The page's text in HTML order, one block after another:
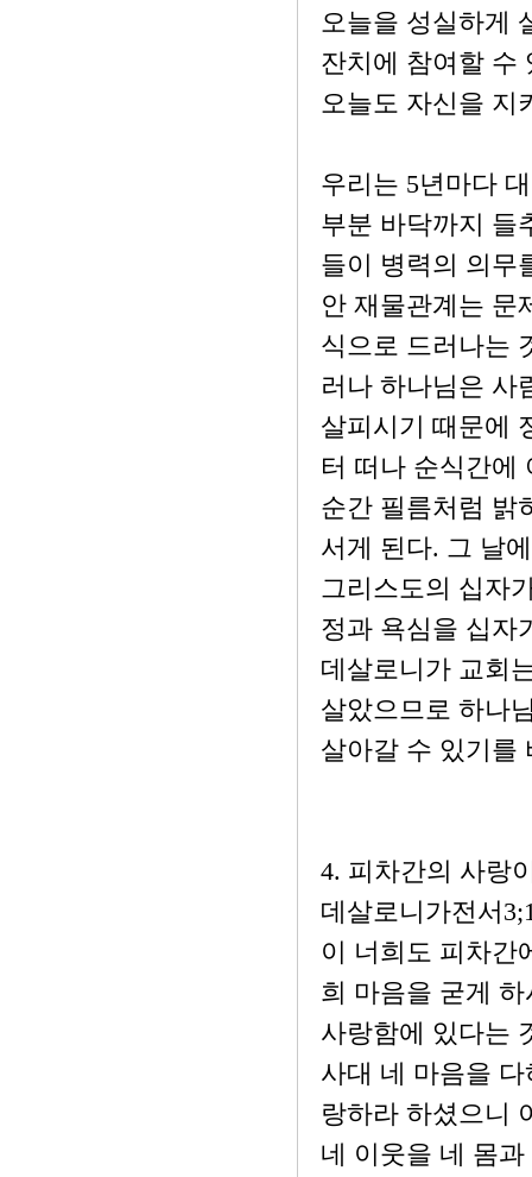
오늘을 성실하게
잔치에 참여할 수
오늘도 자신을 지
우리는 5년마다
부분 바닥까지 들
들이 병력의 의무
안 재물관계는 문
식으로 드러나는
러나 하나님은 사
살피시기 때문에
터 떠나 순식간에
순간 필름처럼 밝
서게 된다. 그 날
그리스도의 십자
정과 욕심을 십자
데살로니가 교회
살았으므로 하나
살아갈 수 있기를
4. 피차간의 사랑
데살로니가전서
이 너희도 피차간
희 마음을 굳게
사랑함에 있다는
사대 네 마음을
랑하라 하셨으니
네 이웃을 네 몸